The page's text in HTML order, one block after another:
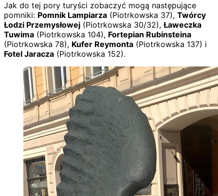
Jak do tej pory turyści zobaczyć mogą następujące
pomniki: Pomnik Lampiarza (Piotrkowska 37), Twórcy
Łodzi Przemysłowej (Piotrkowska 30/32), Ławeczka
Tuwima (Piotrkowska 104), Fortepian Rubinsteina
(Piotrkowska 78), Kufer Reymonta (Piotrkowska 137) i
Fotel Jaracza (Piotrkowska 152).